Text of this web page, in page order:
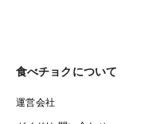
食べチョクについて
運営会社